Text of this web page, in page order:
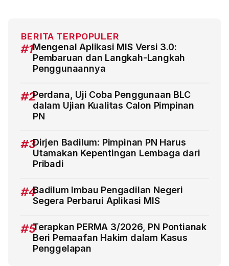
BERITA TERPOPULER
#1Mengenal Aplikasi MIS Versi 3.0:
Pembaruan dan Langkah-Langkah
Penggunaannya
#2Perdana, Uji Coba Penggunaan BLC
dalam Ujian Kualitas Calon Pimpinan
PN
#3Dirjen Badilum: Pimpinan PN Harus
Utamakan Kepentingan Lembaga dari
Pribadi
#4Badilum Imbau Pengadilan Negeri
Segera Perbarui Aplikasi MIS
#5Terapkan PERMA 3/2026, PN Pontianak
Beri Pemaafan Hakim dalam Kasus
Penggelapan